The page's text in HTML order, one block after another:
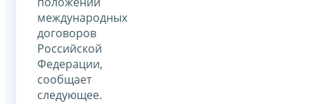
международных
договоров
Российской
Федерации,
сообщает
следующее.